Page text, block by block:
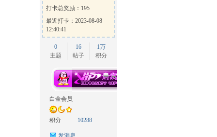
打卡总奖励：195
最近打卡：2023-08-08
12:40:41
0
主题
16
帖子
1万
积分
白金会员
积分 10288
发消息